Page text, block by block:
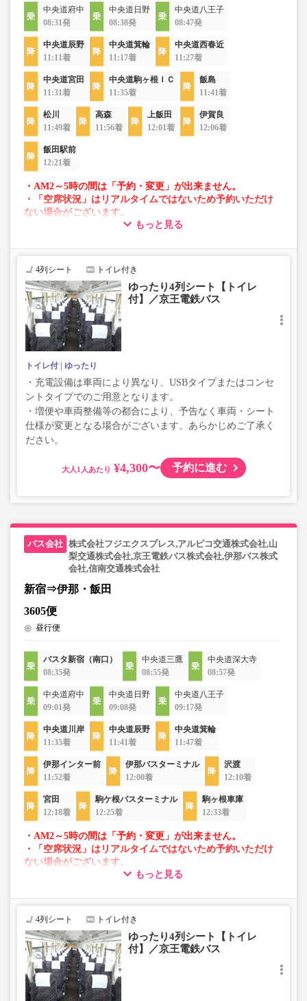
中央道府中
08:31発
中央道日野
08:38発
中央道八王子
08:47発
中央道辰野
11:11着
中央道箕輪
11:17着
中央道西春近
11:27着
中央道宮田
11:31着
中央道駒ヶ根ＩＣ
11:35着
飯島
11:41着
松川
11:49着
高森
11:56着
上飯田
12:01着
伊賀良
12:06着
飯田駅前
12:21着
・AM2～5時の間は「予約・変更」が出来ません。
・「空席状況」はリアルタイムではないため予約いただけ
ない場合がございます。
・車両は予告なく変更となる場合がございます。これに伴
で、あらかじめご了承ください。
もっと見る
4列シート トイレ付き
ゆったり4列シート【トイレ
付】／京王電鉄バス
トイレ付 ゆったり
・充電設備は車両により異なり、USBタイプまたはコンセ
ントタイプでのご用意となります。
・増便や車両整備等の都合により、予告なく車両・シート
仕様が変更となる場合がございます。あらかじめご了承く
ださい。
大人 ¥4,300〜 予約に進む
株式会社フジエクスプレス,アルピコ交通株式会社,山
梨交通株式会社,京王電鉄バス株式会社,伊那バス株式
会社,信南交通株式会社
新宿⇒伊那・飯田
3605便
昼行便
バスタ新宿（南口）
08:35発
中央道三鷹
08:55発
中央道深大寺
08:57発
中央道府中
09:01発
中央道日野
09:08発
中央道八王子
09:17発
中央道川岸
11:35着
中央道辰野
11:41着
中央道箕輪
11:47着
伊那インター前
11:52着
伊那バスターミナル
12:00着
沢渡
12:10着
宮田
12:18着
駒ケ根バスターミナル
12:25着
駒ヶ根車庫
12:33着
・AM2～5時の間は「予約・変更」が出来ません。
・「空席状況」はリアルタイムではないため予約いただけ
ない場合がございます。
・車両は予告なく変更となる場合がございます。これに伴
で、あらかじめご了承ください。
もっと見る
4列シート トイレ付き
ゆったり4列シート【トイレ
付】／京王電鉄バス